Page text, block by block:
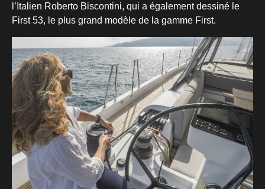
l’Italien Roberto Biscontini, qui a également dessiné le
First 53, le plus grand modèle de la gamme First.